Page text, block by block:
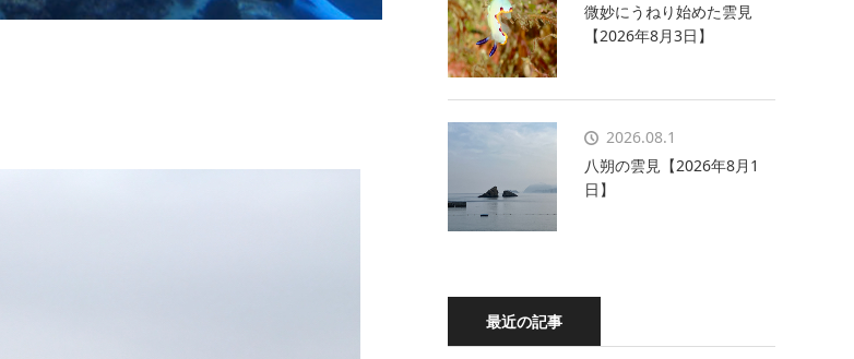
微妙にうねり始めた雲見
【2026年8月3日】
2026.08.1
八朔の雲見【2026年8月1
日】
最近の記事